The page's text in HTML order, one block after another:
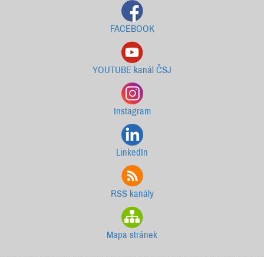
FACEBOOK
YOUTUBE kanál ČSJ
Instagram
LinkedIn
RSS kanály
Mapa stránek